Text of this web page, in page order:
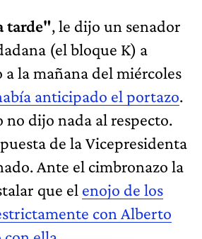
tarde", le dijo un senador
(el bloque K) a
a la mañana del miércoles
anticipado el portazo.
no dijo nada al respecto.
de la Vicepresidenta
Ante el cimbronazo la
que el enojo de los
con Alberto